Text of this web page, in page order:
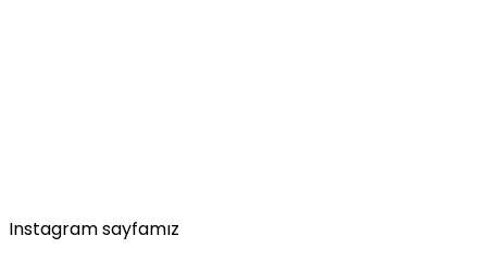
Instagram sayfamız